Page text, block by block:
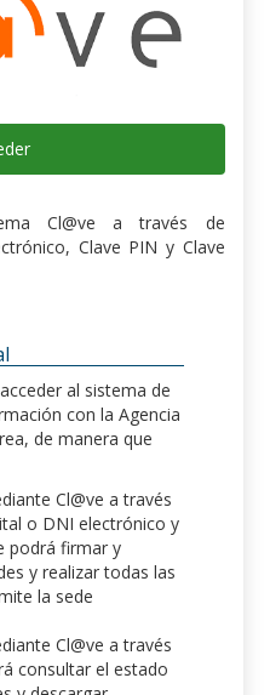
Cl@ve a través de
Clave PIN y Clave
al sistema de
con la Agencia
de manera que
Cl@ve a través
o DNI electrónico y
podrá firmar y
y realizar todas las
la sede
Cl@ve a través
consultar el estado